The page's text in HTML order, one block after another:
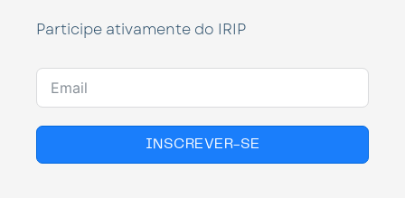
Participe ativamente do IRIP
INSCREVER-SE